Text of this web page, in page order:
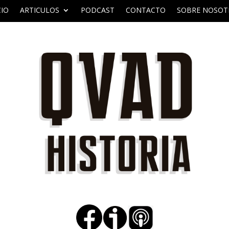
ARTICULOS PODCAST CONTACTO SOBRE